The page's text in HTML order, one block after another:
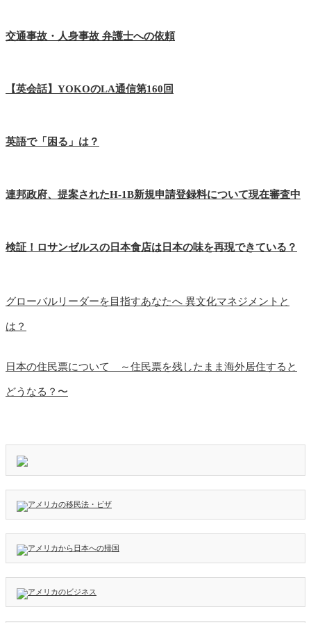
交通事故・人身事故 弁護士への依頼
【英会話】YOKOのLA通信第160回
英語で「困る」は？
連邦政府、提案されたH-1B新規申請登録料について現在審査中
検証！ロサンゼルスの日本食店は日本の味を再現できている？
グローバルリーダーを目指すあなたへ 異文化マネジメントと
は？
日本の住民票について ～住民票を残したまま海外居住すると
どうなる？〜